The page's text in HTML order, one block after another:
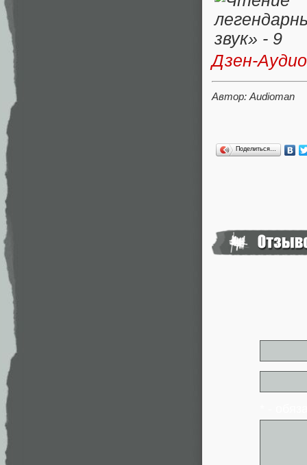
Дзен-
Автор: Audioman
Поделиться…